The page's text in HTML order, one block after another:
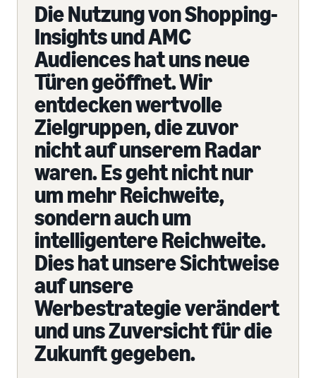
Die Nutzung von Shopping-
Insights und AMC
Audiences hat uns neue
Türen geöffnet. Wir
entdecken wertvolle
Zielgruppen, die zuvor
nicht auf unserem Radar
waren. Es geht nicht nur
um mehr Reichweite,
sondern auch um
intelligentere Reichweite.
Dies hat unsere Sichtweise
auf unsere
Werbestrategie verändert
und uns Zuversicht für die
Zukunft gegeben.